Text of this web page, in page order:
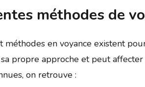
méthodes de
méthodes en voyance existent
sa propre approche et peut
on retrouve :